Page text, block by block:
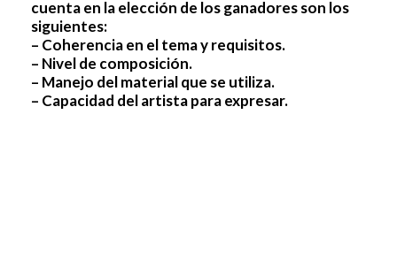
cuenta en la elección de los ganadores son los
siguientes:
– Coherencia en el tema y requisitos.
– Nivel de composición.
– Manejo del material que se utiliza.
– Capacidad del artista para expresar.